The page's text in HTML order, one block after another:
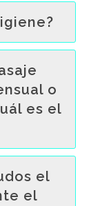
o
es el
el
el